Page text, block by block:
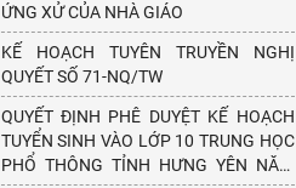
ỨNG XỬ CỦA NHÀ GIÁO
KẾ HOẠCH TUYÊN TRUYỀN NGHỊ
QUYẾT SỐ 71-NQ/TW
QUYẾT ĐỊNH PHÊ DUYỆT KẾ HOẠCH
TUYỂN SINH VÀO LỚP 10 TRUNG HỌC
PHỔ THÔNG TỈNH HƯNG YÊN NĂM